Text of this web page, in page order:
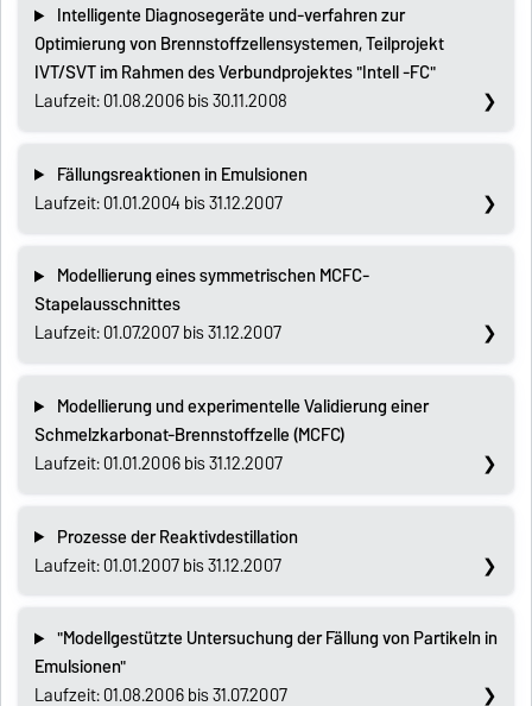
Intelligente Diagnosegeräte und-verfahren zur
Optimierung von Brennstoffzellensystemen, Teilprojekt
IVT/SVT im Rahmen des Verbundprojektes "Intell -FC"
Laufzeit: 01.08.2006 bis 30.11.2008
Fällungsreaktionen in Emulsionen
Laufzeit: 01.01.2004 bis 31.12.2007
Modellierung eines symmetrischen MCFC-
Stapelausschnittes
Laufzeit: 01.07.2007 bis 31.12.2007
Modellierung und experimentelle Validierung einer
Schmelzkarbonat-Brennstoffzelle (MCFC)
Laufzeit: 01.01.2006 bis 31.12.2007
Prozesse der Reaktivdestillation
Laufzeit: 01.01.2007 bis 31.12.2007
"Modellgestützte Untersuchung der Fällung von Partikeln in
Emulsionen"
Laufzeit: 01.08.2006 bis 31.07.2007